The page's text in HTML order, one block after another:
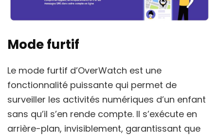
Mode furtif
Le mode furtif d’OverWatch est une
fonctionnalité puissante qui permet de
surveiller les activités numériques d’un enfant
sans qu’il s’en rende compte. Il s’exécute en
arrière-plan, invisiblement, garantissant que